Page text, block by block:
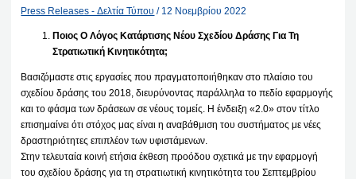
Press Releases - Δελτία Τύπου / 12 Νοεμβρίου 2022
Ποιος Ο Λόγος Κατάρτισης Νέου Σχεδίου Δράσης Για Τη
Στρατιωτική Κινητικότητα;
Βασιζόμαστε στις εργασίες που πραγματοποιήθηκαν στο πλαίσιο του
σχεδίου δράσης του 2018, διευρύνοντας παράλληλα το πεδίο εφαρμογής
και το φάσμα των δράσεων σε νέους τομείς. Η ένδειξη «2.0» στον τίτλο
επισημαίνει ότι στόχος μας είναι η αναβάθμιση του συστήματος με νέες
δραστηριότητες επιπλέον των υφιστάμενων.
Στην τελευταία κοινή ετήσια έκθεση προόδου σχετικά με την εφαρμογή
του σχεδίου δράσης για τη στρατιωτική κινητικότητα του Σεπτεμβρίου